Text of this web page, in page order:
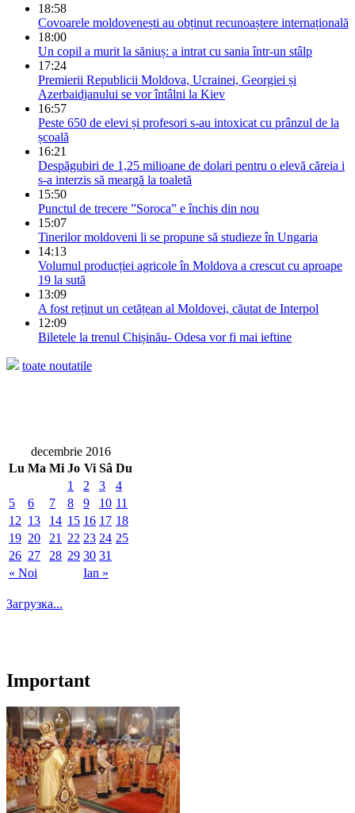
18:58
Covoarele moldovenești au obținut recunoaștere internațională
18:00
Un copil a murit la săniuș: a intrat cu sania într-un stâlp
17:24
Premierii Republicii Moldova, Ucrainei, Georgiei și
Azerbaidjanului se vor întâlni la Kiev
16:57
Peste 650 de elevi și profesori s-au intoxicat cu prânzul de la
școală
16:21
Despăgubiri de 1,25 milioane de dolari pentru o elevă căreia i
s-a interzis să meargă la toaletă
15:50
Punctul de trecere ”Soroca” e închis din nou
15:07
Tinerilor moldoveni li se propune să studieze în Ungaria
14:13
Volumul producției agricole în Moldova a crescut cu aproape
19 la sută
13:09
A fost reținut un cetățean al Moldovei, căutat de Interpol
12:09
Biletele la trenul Chișinău- Odesa vor fi mai ieftine
toate noutatile
decembrie 2016
Lu Ma Mi Jo Vi Sâ Du
« Noi Ian »
1 2 3
4
5
6 7 8 9 10 11
12 13 14 15 16 17 18
19 20 21 22 23 24 25
26 27 28 29 30 31
Загрузка...
Important